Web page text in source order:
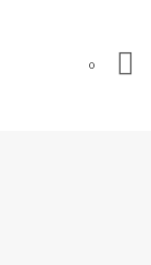
0